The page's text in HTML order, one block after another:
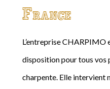
France
L’entreprise CHARPIMO
disposition pour tous
charpente. Elle intervient